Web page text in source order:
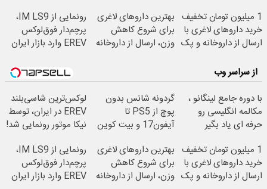
1 میلیون تومان تخفیف
خرید داروهای لاغری با
ارسال از داروخانه و پک
بهترین داروهای لاغری
برای شروع کاهش
وزن، ارسال از داروخانه
رونمایی از IM LS9،
پرچم‌دار فوق‌لوکس
EREV وارد بازار ایران
از سراسر وب
با دوره جامع لینگانو ،
مکالمه انگلیسی رو
حرفه ای یاد بگیر
گردونه شانس بدون
پوچ از PS5 تا
آیفون17 و بیت کوین
لوکس‌ترین شاسی‌بلند
EREV در ایران، توسط
نیکا موتور رونمایی شد!
1 میلیون تومان تخفیف
خرید داروهای لاغری با
ارسال از داروخانه و پک
بهترین داروهای لاغری
برای شروع کاهش
وزن، ارسال از داروخانه
رونمایی از IM LS9،
پرچم‌دار فوق‌لوکس
EREV وارد بازار ایران